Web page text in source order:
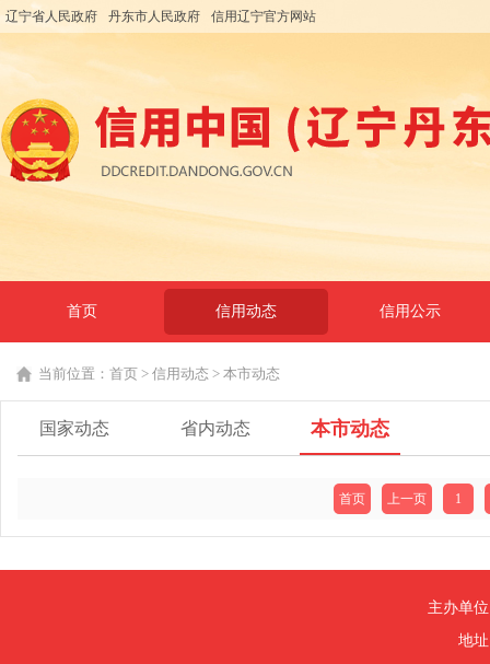
辽宁省人民政府 丹东市人民政府 信用辽宁官方网站
首页 信用动态 信用公示
当前位置： 首页 > 信用动态 > 本市动态
国家动态 省内动态 本市动态
首页 上一页 1
主办单
地